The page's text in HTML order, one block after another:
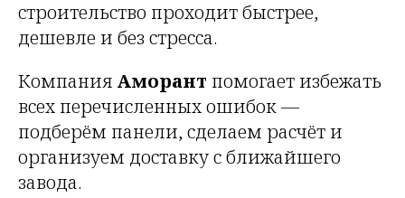
строительство проходит быстрее,
дешевле и без стресса.
Компания Аморант помогает избежать
всех перечисленных ошибок —
подберём панели, сделаем расчёт и
организуем доставку с ближайшего
завода.